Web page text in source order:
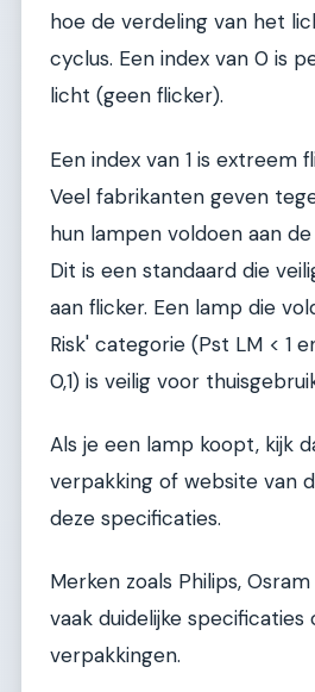
hoe de verdeling van het
cyclus. Een index van 0 is
licht (geen flicker).
Een index van 1 is extreem
Veel fabrikanten geven
hun lampen voldoen aan de
Dit is een standaard die
aan flicker. Een lamp die
Risk' categorie (Pst LM < 1
0,1) is veilig voor
Als je een lamp koopt, kijk
verpakking of website van
deze specificaties.
Merken zoals Philips,
vaak duidelijke specificaties
verpakkingen.